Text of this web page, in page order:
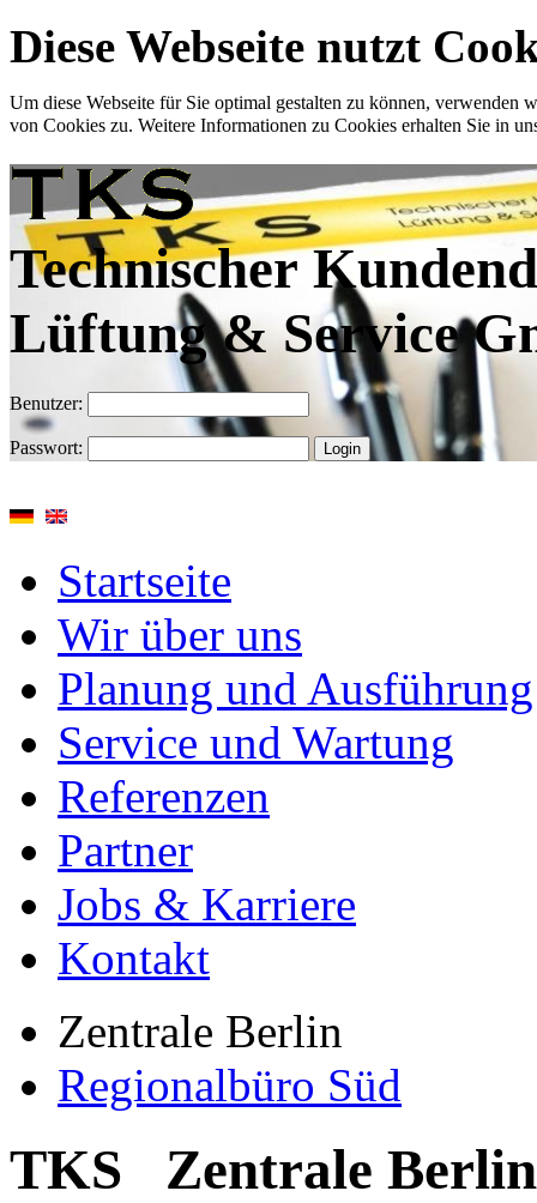
Diese Webseite nutzt
Um diese Webseite für Sie optimal gestalten zu können,
von Cookies zu. Weitere Informationen zu Cookies erhalten Sie in
Technischer
Lüftung & Service
Benutzer:
Passwort:
Startseite
Wir über uns
Planung und Ausführung
Service und Wartung
Referenzen
Partner
Jobs & Karriere
Kontakt
Zentrale Berlin
Regionalbüro Süd
TKS Zentrale Berlin